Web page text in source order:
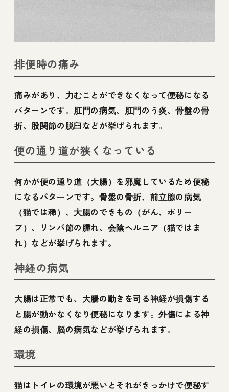
排便時の痛み
痛みがあり、力むことができなくなって便秘になる
パターンです。肛門の病気、肛門のう炎、骨盤の骨
折、股関節の脱臼などが挙げられます。
便の通り道が狭くなっている
何かが便の通り道（大腸）を邪魔しているため便秘
になるパターンです。骨盤の骨折、前立腺の病気
（猫では稀）、大腸のできもの（がん、ポリー
プ）、リンパ節の腫れ、会陰ヘルニア（猫ではま
れ）などが挙げられます。
神経の病気
大腸は正常でも、大腸の動きを司る神経が損傷する
と腸が動かなくなり便秘になります。外傷による神
経の損傷、脳の病気などが挙げられます。
環境
猫はトイレの環境が悪いとそれがきっかけで便秘す